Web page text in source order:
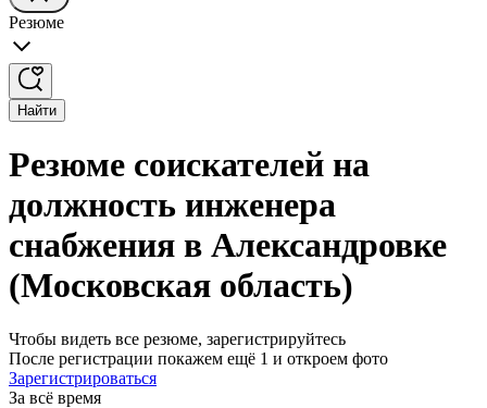
Резюме
Найти
Резюме соискателей на
должность инженера
снабжения в Александровке
(Московская область)
Чтобы видеть все резюме, зарегистрируйтесь
После регистрации покажем ещё 1 и откроем фото
Зарегистрироваться
За всё время